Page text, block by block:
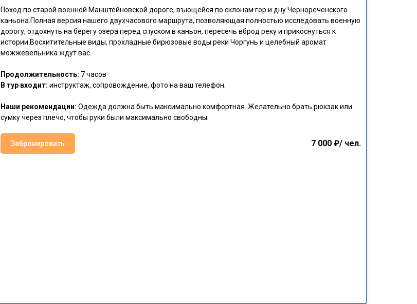
Поход по старой военной Манштейновской дороге, въющейся по склонам гор и дну Чернореченского
каньона.Полная версия нашего двухчасового маршрута, позволяющая полностью исследовать военную
дорогу, отдохнуть на берегу озера перед спуском в каньон, пересечь вброд реку и прикоснуться к
истории.Восхитительные виды, прохладные бирюзовые воды реки Чоргунь и целебный аромат
можжевельника ждут вас.
Продолжительность: 7 часов
В тур входит: инструктаж, сопровождение, фото на ваш телефон.
Наши рекомендации: Одежда должна быть максимально комфортная. Желательно брать рюкзак или
сумку через плечо, чтобы руки были максимально свободны.
Забронировать 7 000 ₽/ чел.